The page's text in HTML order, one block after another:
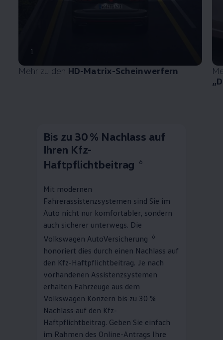
1
Mehr zu den HD-Matrix-Scheinwerfern
Bis zu 30 % Nachlass auf
Ihren Kfz-
Haftpflichtbeitrag
6
Mit modernen
Fahrerassistenzsystemen sind Sie im
Auto nicht nur komfortabler, sondern
auch sicherer unterwegs. Die
Volkswagen AutoVersicherung 6
honoriert dies durch einen Nachlass auf
den Kfz-Haftpflichtbeitrag. Je nach
vorhandenen Assistenzsystemen
erhalten Fahrzeuge aus dem
Volkswagen Konzern bis zu 30 %
Nachlass auf den Kfz-
Haftpflichtbeitrag. Geben Sie einfach
im Rahmen des Online-Antrags Ihre